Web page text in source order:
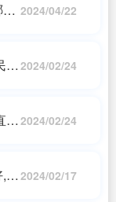
2024/04/22
怎 2024/02/24
接 2024/02/24
葡 2024/02/17